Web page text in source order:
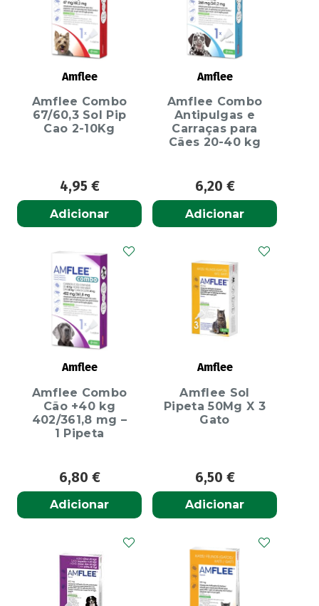
Amflee
Amflee Combo
67/60,3 Sol Pip
Cao 2-10Kg
4,95 €
Adicionar
Amflee
Amflee Combo
Antipulgas e
Carraças para
Cães 20-40 kg
6,20 €
Adicionar
Amflee
Amflee Combo
Cão +40 kg
402/361,8 mg –
1 Pipeta
6,80 €
Adicionar
Amflee
Amflee Sol
Pipeta 50Mg X 3
Gato
6,50 €
Adicionar